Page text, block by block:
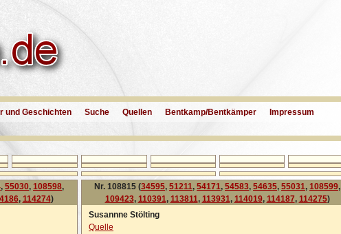
und Geschichten Suche Quellen Bentkamp/Bentkämper Impressum
, 55030, 108598,
, 114274)
Nr. 108815 (34595, 51211, 54171, 54583, 54635, 55031, 108599,
109423, 110391, 113811, 113931, 114019, 114187, 114275)
Susannne Stölting
Quelle